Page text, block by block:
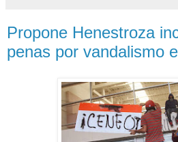
Propone Henestroza
penas por vandalismo